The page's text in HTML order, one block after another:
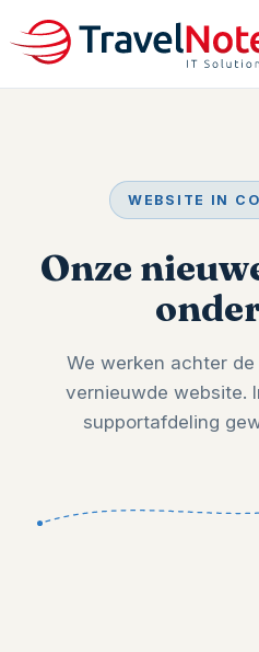
WEBSITE IN
Onze
We werken achter
vernieuwde website.
supportafdeling